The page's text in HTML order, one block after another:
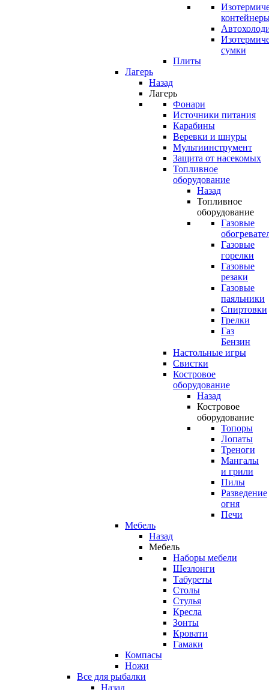
сумки
Плиты
Лагерь
Назад
Лагерь
Фонари
Источники питания
Карабины
Веревки и шнуры
Мультиинструмент
Защита от насекомых
Топливное
оборудование
Назад
Топливное
оборудование
Газовые
Газовые
горелки
Газовые
резаки
Газовые
паяльники
Спиртовки
Грелки
Газ
Бензин
Настольные игры
Свистки
Костровое
оборудование
Назад
Костровое
оборудование
Топоры
Лопаты
Треноги
Мангалы
и грили
Пилы
Разведение
огня
Печи
Мебель
Назад
Мебель
Наборы мебели
Шезлонги
Табуреты
Столы
Стулья
Кресла
Зонты
Кровати
Гамаки
Компасы
Ножи
Все для рыбалки
Назад